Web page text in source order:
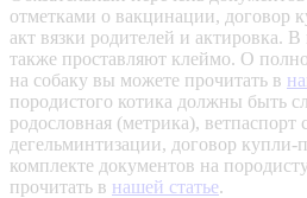
отметками о вакцинации, договор
акт вязки родителей и актировка.
также проставляют клеймо. О
на собаку вы можете прочитать в
породистого котика должны быть
родословная (метрика),
дегельминтизации, договор
комплекте документов на
прочитать в нашей статье.